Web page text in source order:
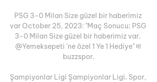
PSG 3-0 Milan Size güzel bir haberimiz
var October 25, 2023: "Maç Sonucu: PSG
3-0 Milan Size güzel bir haberimiz var.
@Yemeksepeti 'ne özel 1 Ye 1 Hediye" मा
buzzspor.
Şampiyonlar Ligi Şampiyonlar Ligi. Spor,